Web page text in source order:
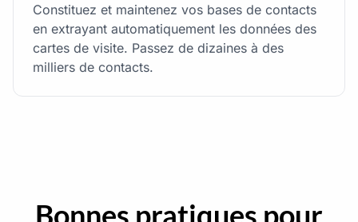
Constituez et maintenez vos bases de contacts
en extrayant automatiquement les données des
cartes de visite. Passez de dizaines à des
milliers de contacts.
Bonnes pratiques pour